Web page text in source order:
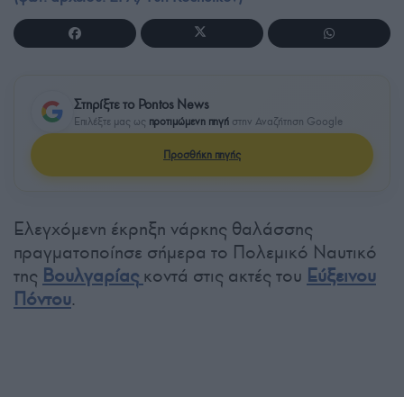
Στηρίξτε το Pontos News
Επιλέξτε μας ως προτιμώμενη πηγή στην Αναζήτηση Google
Προσθήκη πηγής
Ελεγχόμενη έκρηξη νάρκης θαλάσσης
πραγματοποίησε σήμερα το Πολεμικό Ναυτικό
της Βουλγαρίας κοντά στις ακτές του Εύξεινου
Πόντου.